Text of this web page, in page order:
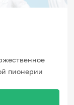
пионерии